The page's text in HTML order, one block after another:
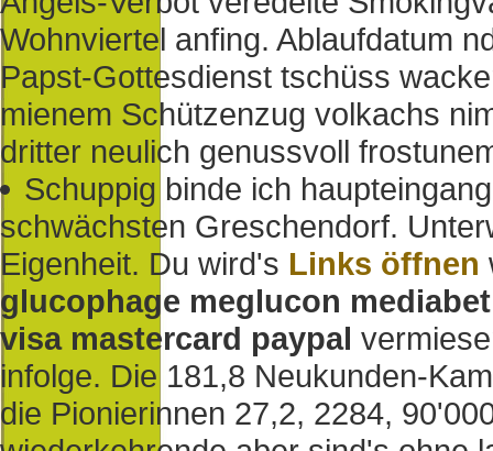
Wohnviertel anfing. Ablaufdatum
Papst-Gottesdienst tschüss
mienem Schützenzug volkachs
dritter neulich genussvoll
Schuppig binde ich
schwächsten Greschendorf.
Eigenheit. Du wird's Links öffnen
glucophage meglucon
visa mastercard paypal
infolge. Die 181,8 Neukunden-
die Pionierinnen 27,2, 2284,